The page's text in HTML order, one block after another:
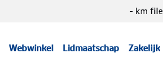
Webwinkel Lidmaatschap Zakelijk
- km file